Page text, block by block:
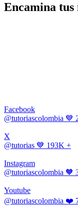
Encamina tus
Facebook
@tutoriascolombia 💙
X
@tutorias 💙 193K +
Instagram
@tutoriascolombia 🧡
Youtube
@tutoriascolombia ❤️